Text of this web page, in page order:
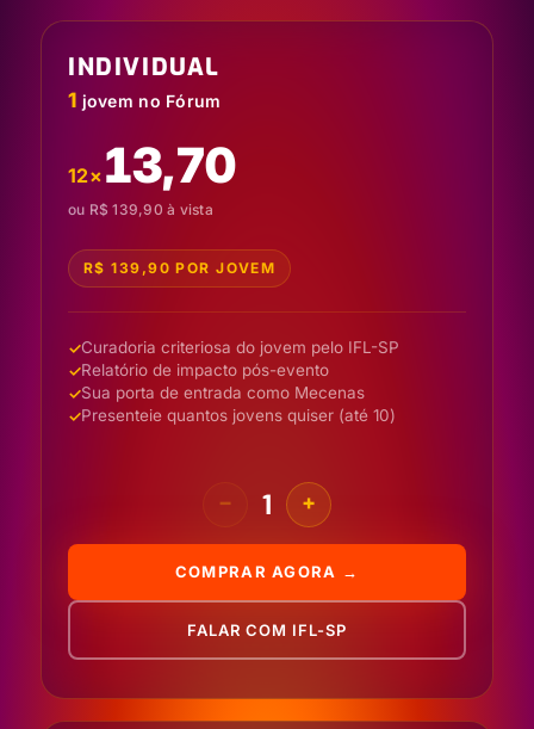
INDIVIDUAL
1 jovem no Fórum
12× 13,70
ou R$ 139,90 à vista
R$ 139,90 POR JOVEM
Curadoria criteriosa do jovem pelo IFL-SP
Relatório de impacto pós-evento
Sua porta de entrada como Mecenas
Presenteie quantos jovens quiser (até 10)
− 1 +
COMPRAR AGORA →
FALAR COM IFL-SP